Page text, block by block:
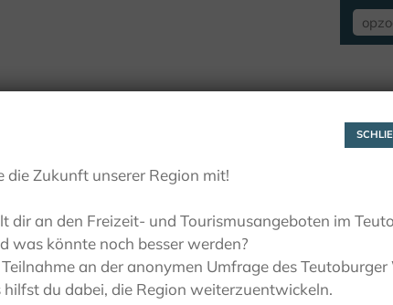
die Zukunft unserer Region mit!
dir an den Freizeit- und Tourismusangeboten im
was könnte noch besser werden?
an der anonymen Umfrage des Teutoburger
hilfst du dabei, die Region weiterzuentwickeln.